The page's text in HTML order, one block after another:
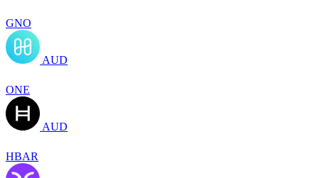
GNO
AUD
ONE
AUD
HBAR